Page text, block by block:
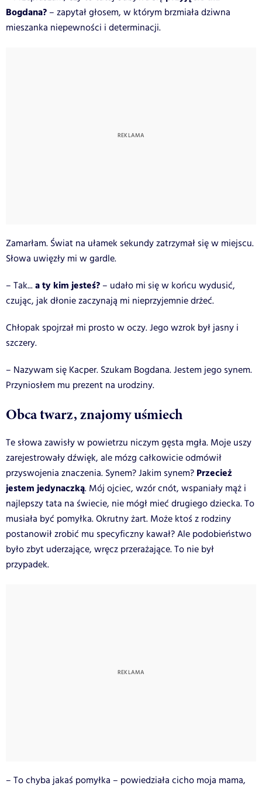
Bogdana? – zapytał głosem, w którym brzmiała dziwna
mieszanka niepewności i determinacji.
Zamarłam. Świat na ułamek sekundy zatrzymał się w miejscu.
Słowa uwięzły mi w gardle.
– Tak...a ty kim jesteś? – udało mi się w końcu wydusić,
czując, jak dłonie zaczynają mi nieprzyjemnie drżeć.
Chłopak spojrzał mi prosto w oczy. Jego wzrok był jasny i
szczery.
– Nazywam się Kacper. Szukam Bogdana. Jestem jego synem.
Przyniosłem mu prezent na urodziny.
Obca twarz, znajomy uśmiech
Te słowa zawisły w powietrzu niczym gęsta mgła. Moje uszy
zarejestrowały dźwięk, ale mózg całkowicie odmówił
przyswojenia znaczenia. Synem? Jakim synem? Przecież
jestem jedynaczką. Mój ojciec, wzór cnót, wspaniały mąż i
najlepszy tata na świecie, nie mógł mieć drugiego dziecka. To
musiała być pomyłka. Okrutny żart. Może ktoś z rodziny
postanowił zrobić mu specyficzny kawał? Ale podobieństwo
było zbyt uderzające, wręcz przerażające. To nie był
przypadek.
– To chyba jakaś pomyłka – powiedziała cicho moja mama,